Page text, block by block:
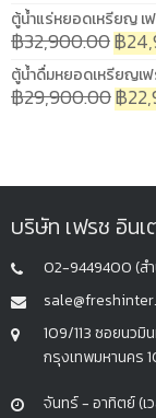
ตู้น้ำแร่หยอดเหรียญ เ
฿32,900.00฿
ตู้น้ำดื่มหยอดเหรียญเฟ
฿29,900.00฿
บริษัท เฟรช อิน
02-9449400 (ส
109/113 ซอยนวมิ
กรุงเทพมหานคร
จันทร์ - อาทิตย์ (เ